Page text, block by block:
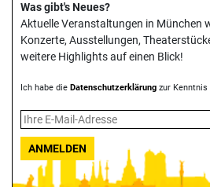
Was gibt's Neues?
Aktuelle Veranstaltungen in München
Konzerte, Ausstellungen,
weitere Highlights auf einen Blick!
Ich habe die Datenschutzerklärung zur Kenntnis
ANMELDEN